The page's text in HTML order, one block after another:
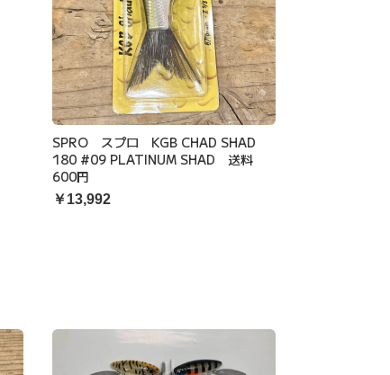
SPRO スプロ KGB CHAD SHAD
180 #09 PLATINUM SHAD 送料
600円
￥13,992